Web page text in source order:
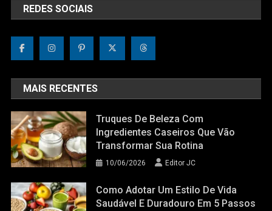
REDES SOCIAIS
MAIS RECENTES
Truques De Beleza Com
Ingredientes Caseiros Que Vão
Transformar Sua Rotina
10/06/2026 Editor JC
Como Adotar Um Estilo De Vida
Saudável E Duradouro Em 5 Passos